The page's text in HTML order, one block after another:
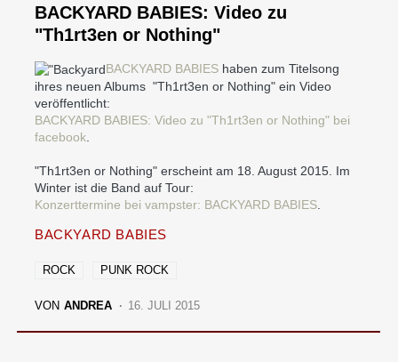
BACKYARD BABIES: Video zu
"Th1rt3en or Nothing"
BACKYARD BABIES haben zum Titelsong
ihres neuen Albums "Th1rt3en or Nothing" ein Video
veröffentlicht:
BACKYARD BABIES: Video zu "Th1rt3en or Nothing" bei
facebook
"Th1rt3en or Nothing" erscheint am 18. August 2015. Im
Winter ist die Band auf Tour:
Konzerttermine bei vampster: BACKYARD BABIES
BACKYARD BABIES
ROCK PUNK ROCK
VON ANDREA 16. JULI 2015